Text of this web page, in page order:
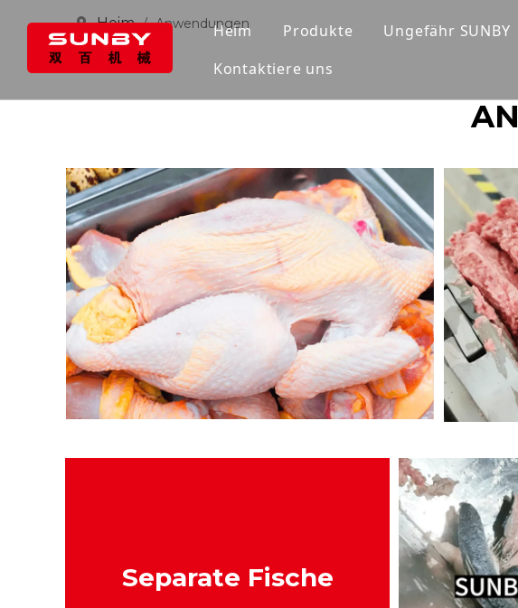
Heim Produkte
Fleischtrenner
Ungefähr SUNBY
Warum wir
Kontaktiere uns
Heim / Anwendungen
Separate Fische